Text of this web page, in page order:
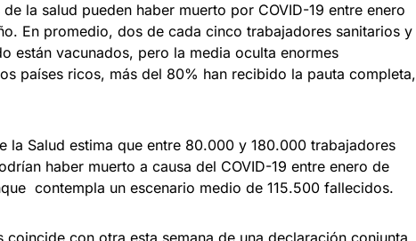
la salud pueden haber muerto por COVID-19 entre enero
En promedio, dos de cada cinco trabajadores sanitarios y
están vacunados, pero la media oculta enormes
países ricos, más del 80% han recibido la pauta completa,
la Salud estima que entre 80.000 y 180.000 trabajadores
haber muerto a causa del COVID-19 entre enero de
contempla un escenario medio de 115.500 fallecidos.